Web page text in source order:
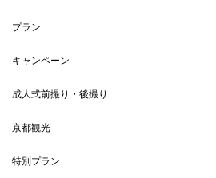
プラン
キャンペーン
成人式前撮り・後撮り
京都観光
特別プラン